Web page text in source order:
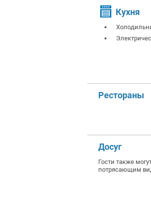
Кухня
Рестораны
Досуг
Гости также
потрясающим